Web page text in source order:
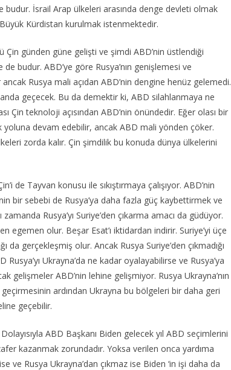
budur. İsrail Arap ülkeleri arasında denge devleti olmak
Kürdistan kurulmak istenmektedir.
günden güne gelişti ve şimdi ABD’nin üstlendiği
budur. ABD’ye göre Rusya’nın genişlemesi ve
Rusya mali açıdan ABD’nin dengine henüz gelemedi.
geçecek. Bu da demektir ki, ABD silahlanmaya ne
Çin teknoloji açısından ABD’nin önündedir. Eğer olası bir
yoluna devam edebilir, ancak ABD mali yönden çöker.
zorda kalır. Çin şimdilik bu konuda dünya ülkelerini
de Tayvan konusu ile sıkıştırmaya çalışıyor. ABD’nin
bir sebebi de Rusya’ya daha fazla güç kaybettirmek ve
Rusya’yı Suriye’den çıkarma amacı da güdüyor.
egemen olur. Beşar Esat’ı iktidardan indirir. Suriye’yi üçe
gerçekleşmiş olur. Ancak Rusya Suriye’den çıkmadığı
Ukrayna’da ne kadar oyalayabilirse ve Rusya’ya
gelişmeler ABD’nin lehine gelişmiyor. Rusya Ukrayna’nın
ardından Ukrayna bu bölgeleri bir daha geri
geçebilir.
ABD Başkanı Biden gelecek yıl ABD seçimlerini
kazanmak zorundadır. Yoksa verilen onca yardıma
Rusya Ukrayna’dan çıkmaz ise Biden ‘in işi daha da